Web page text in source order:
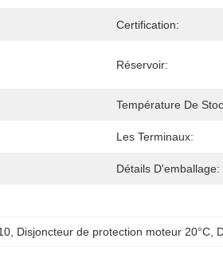
Certification:
Réservoir:
Température De
Les Terminaux:
Détails D'emballage:
Disjoncteur de protection moteur 20°C